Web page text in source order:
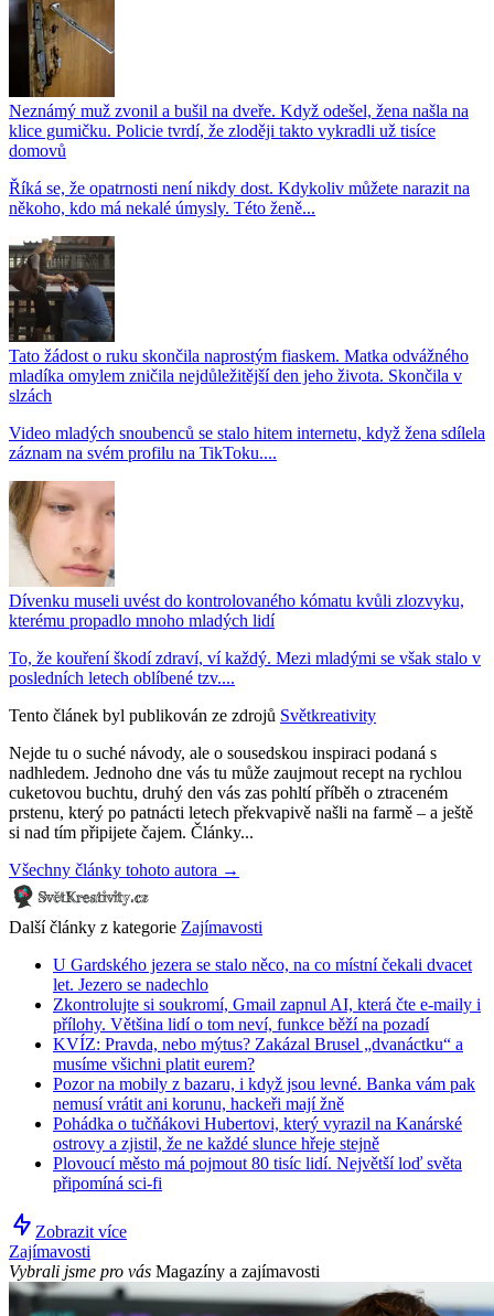
Neznámý muž zvonil a bušil na dveře. Když odešel, žena našla na
klice gumičku. Policie tvrdí, že zloději takto vykradli už tisíce
domovů
Říká se, že opatrnosti není nikdy dost. Kdykoliv můžete narazit na
někoho, kdo má nekalé úmysly. Této ženě...
Tato žádost o ruku skončila naprostým fiaskem. Matka odvážného
mladíka omylem zničila nejdůležitější den jeho života. Skončila v
slzách
Video mladých snoubenců se stalo hitem internetu, když žena sdílela
záznam na svém profilu na TikToku....
Dívenku museli uvést do kontrolovaného kómatu kvůli zlozvyku,
kterému propadlo mnoho mladých lidí
To, že kouření škodí zdraví, ví každý. Mezi mladými se však stalo v
posledních letech oblíbené tzv....
Tento článek byl publikován ze zdrojů Světkreativity
Nejde tu o suché návody, ale o sousedskou inspiraci podaná s
nadhledem. Jednoho dne vás tu může zaujmout recept na rychlou
cuketovou buchtu, druhý den vás zas pohltí příběh o ztraceném
prstenu, který po patnácti letech překvapivě našli na farmě – a ještě
si nad tím připijete čajem. Články...
Všechny články tohoto autora →
Další články z kategorie Zajímavosti
U Gardského jezera se stalo něco, na co místní čekali dvacet
let. Jezero se nadechlo
Zkontrolujte si soukromí, Gmail zapnul AI, která čte e-maily i
přílohy. Většina lidí o tom neví, funkce běží na pozadí
KVÍZ: Pravda, nebo mýtus? Zakázal Brusel „dvanáctku“ a
musíme všichni platit eurem?
Pozor na mobily z bazaru, i když jsou levné. Banka vám pak
nemusí vrátit ani korunu, hackeři mají žně
Pohádka o tučňákovi Hubertovi, který vyrazil na Kanárské
ostrovy a zjistil, že ne každé slunce hřeje stejně
Plovoucí město má pojmout 80 tisíc lidí. Největší loď světa
připomíná sci-fi
Zobrazit více
Zajímavosti
Vybrali jsme pro vás Magazíny a zajímavosti